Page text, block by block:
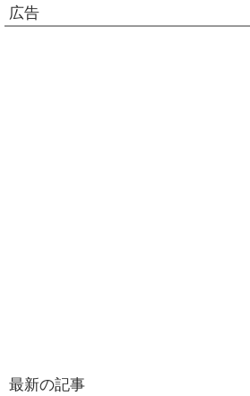
広告
最新の記事